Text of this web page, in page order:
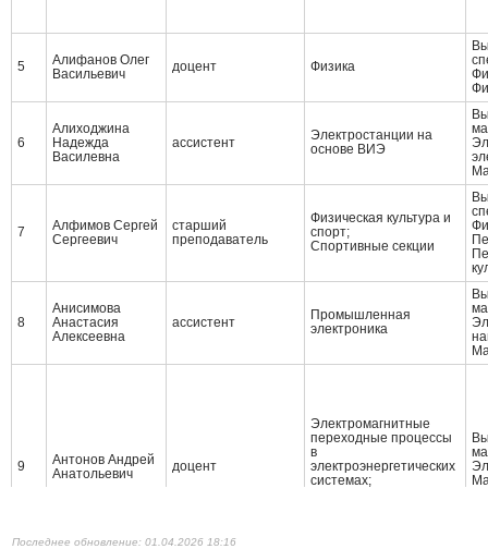
5
Алифанов Олег
Васильевич
доцент Физика
6
Алиходжина
Надежда
Василевна
ассистент
Электростанции на
основе ВИЭ
7
Алфимов Сергей
Сергеевич
старший
преподаватель
Физическая культура и
спорт;
Спортивные секции
8
Анисимова
Анастасия
Алексеевна
ассистент
Промышленная
электроника
9
Антонов Андрей
Анатольевич
доцент
Электромагнитные
переходные процессы
в
электроэнергетических
системах;
01.04.2026 18:16